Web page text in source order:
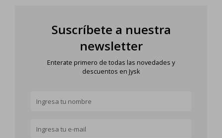
Suscríbete a nuestra
newsletter
Enterate primero de todas las novedades y
descuentos en Jysk